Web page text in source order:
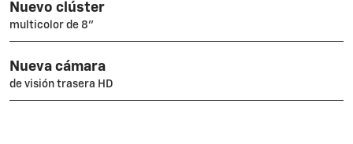
Nuevo clúster
multicolor de 8”
Nueva cámara
de visión trasera HD